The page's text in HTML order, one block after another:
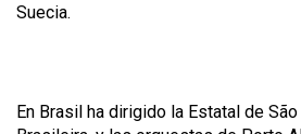
Suecia.
En Brasil ha dirigido la Estatal de